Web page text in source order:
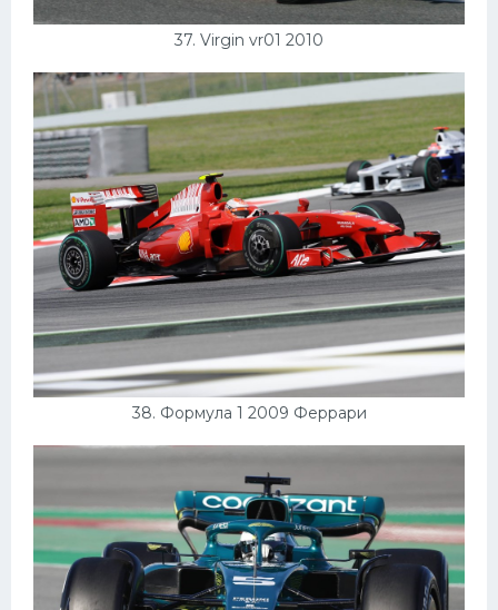
37. Virgin vr01 2010
38. Формула 1 2009 Феррари